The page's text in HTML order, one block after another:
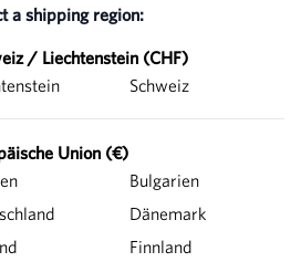
a shipping region:
/ Liechtenstein (CHF)
Schweiz
Union (€)
Bulgarien
Dänemark
Finnland
IN DEN WARENKORB
IN DEN WARENKORB